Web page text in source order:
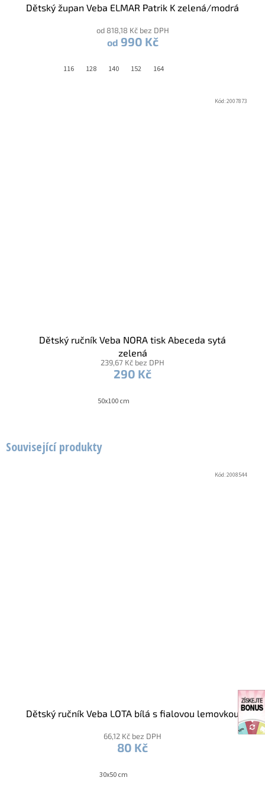
Související produkty
Dětský ručník Veba LOTA bílá s fialovou lemovkou
66,12 Kč bez DPH
80 Kč
30x50 cm
Kód:2008544
Dětský župan Veba ELMAR Patrik K zelená/modrá
od 818,18 Kč bez DPH
od 990 Kč
116 128 140 152 164
Dětský ručník Veba NORA tisk Abeceda sytá
zelená
239,67 Kč bez DPH
290 Kč
50x100 cm
Kód:2007873